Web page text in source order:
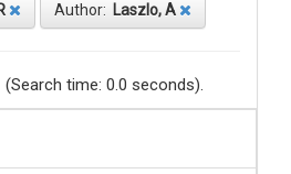
Author: Laszlo, A
time: 0.0 seconds).